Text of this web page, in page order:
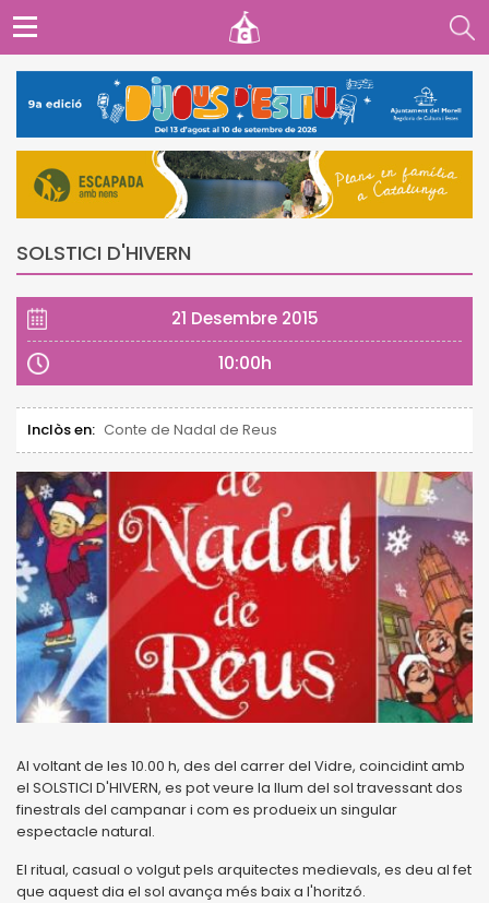
SOLSTICI D'HIVERN
21 Desembre 2015
10:00h
Inclòs en: Conte de Nadal de Reus
Al voltant de les 10.00 h, des del carrer del Vidre, coincidint amb
el SOLSTICI D'HIVERN, es pot veure la llum del sol travessant dos
finestrals del campanar i com es produeix un singular
espectacle natural.
El ritual, casual o volgut pels arquitectes medievals, es deu al fet
que aquest dia el sol avança més baix a l'horitzó.